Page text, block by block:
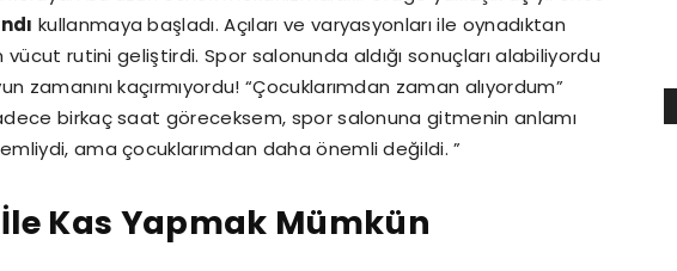
kullanmaya başladı. Açıları ve varyasyonları ile oynadıktan
rutini geliştirdi. Spor salonunda aldığı sonuçları alabiliyordu
zamanını kaçırmıyordu! “Çocuklarımdan zaman alıyordum”
birkaç saat göreceksem, spor salonuna gitmenin anlamı
ama çocuklarımdan daha önemli değildi. ”
Kas Yapmak Mümkün